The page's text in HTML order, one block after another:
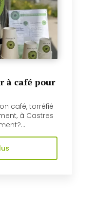
à café pour
café, torréfié
à Castres